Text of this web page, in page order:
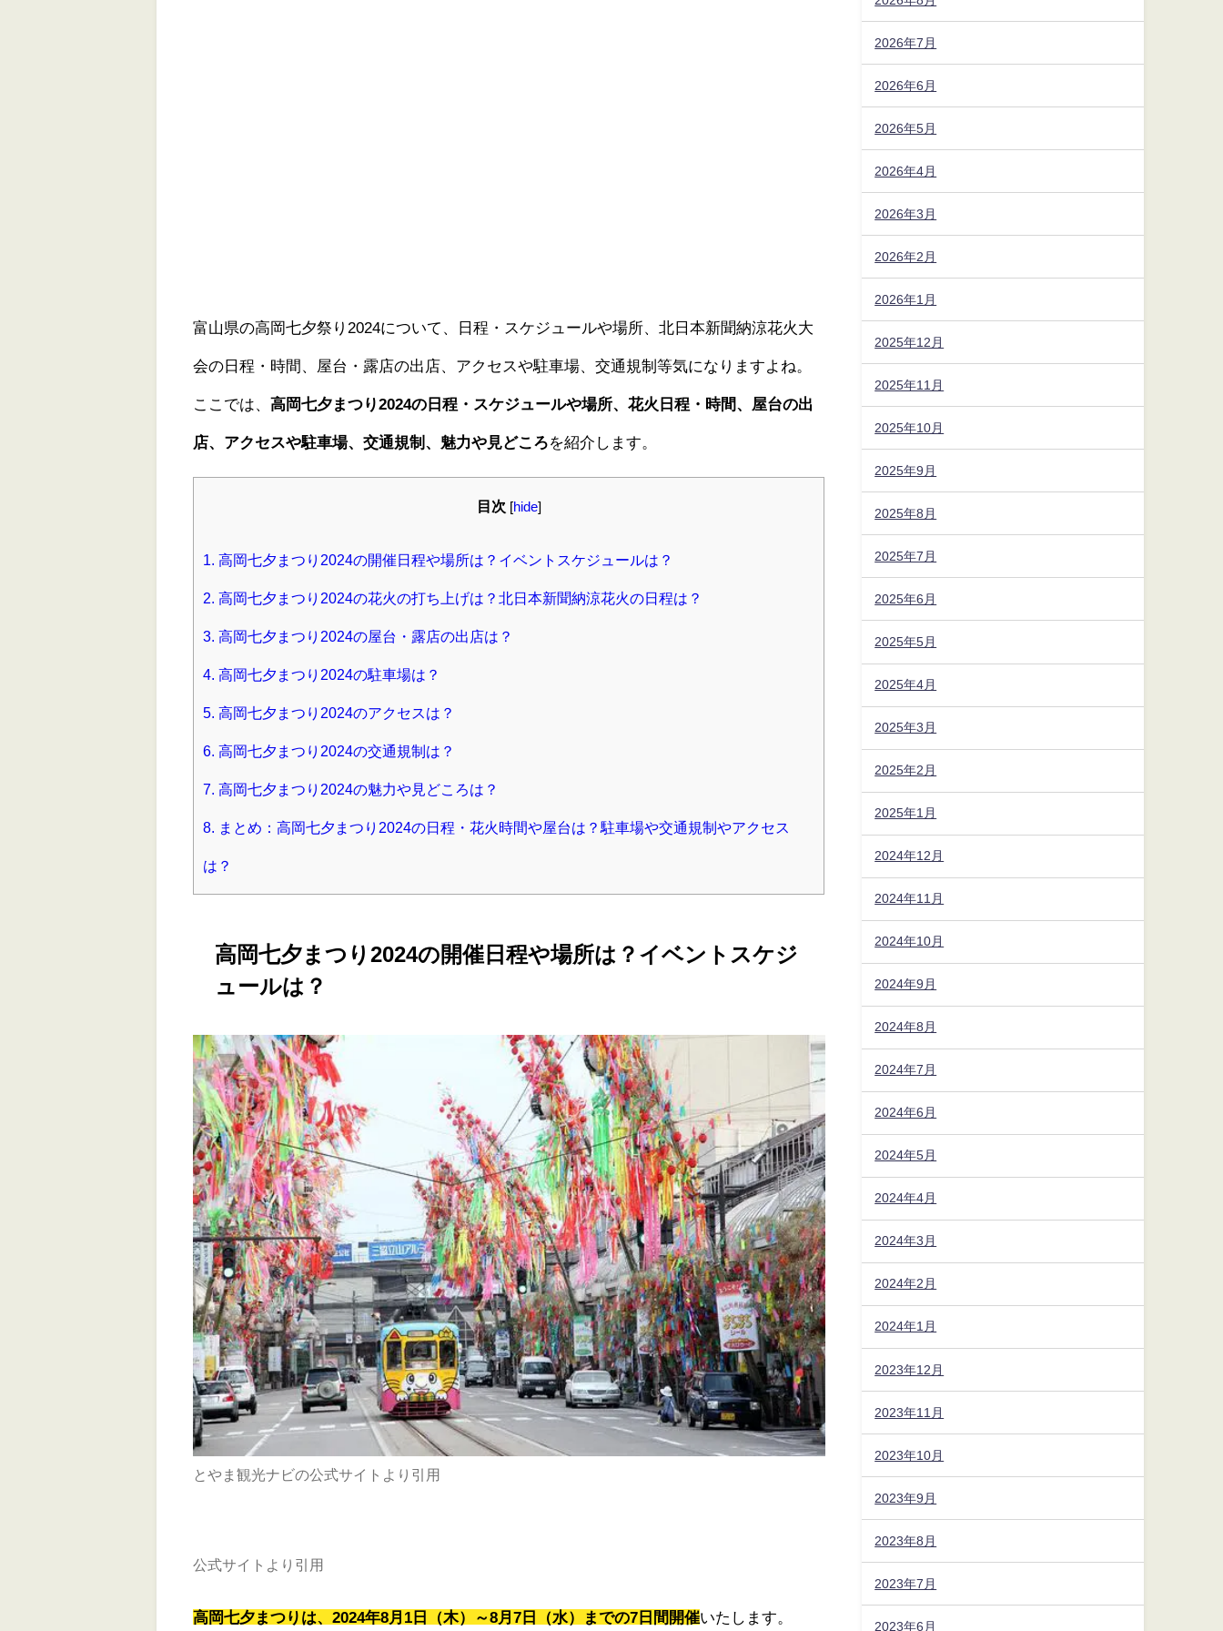
富山県の高岡七夕祭り2024について、日程・スケジュールや場所、北日本新聞納涼花火大
会の日程・時間、屋台・露店の出店、アクセスや駐車場、交通規制等気になりますよね。
ここでは、高岡七夕まつり2024の日程・スケジュールや場所、花火日程・時間、屋台の出
店、アクセスや駐車場、交通規制、魅力や見どころを紹介します。
目次 hide]
1. 高岡七夕まつり2024の開催日程や場所は？イベントスケジュールは？
2. 高岡七夕まつり2024の花火の打ち上げは？北日本新聞納涼花火の日程は？
3. 高岡七夕まつり2024の屋台・露店の出店は？
4. 高岡七夕まつり2024の駐車場は？
5. 高岡七夕まつり2024のアクセスは？
6. 高岡七夕まつり2024の交通規制は？
7. 高岡七夕まつり2024の魅力や見どころは？
8. まとめ：高岡七夕まつり2024の日程・花火時間や屋台は？駐車場や交通規制やアクセス
は？
高岡七夕まつり2024の開催日程や場所は？イベントスケジ
ュールは？
とやま観光ナビの公式サイトより引用
公式サイトより引用
高岡七夕まつりは、2024年8月1日（木）～8月7日（水）までの7日間開催いたします。
2026年7月
2026年6月
2026年5月
2026年4月
2026年3月
2026年2月
2026年1月
2025年12月
2025年11月
2025年10月
2025年9月
2025年8月
2025年7月
2025年6月
2025年5月
2025年4月
2025年3月
2025年2月
2025年1月
2024年12月
2024年11月
2024年10月
2024年9月
2024年8月
2024年7月
2024年6月
2024年5月
2024年4月
2024年3月
2024年2月
2024年1月
2023年12月
2023年11月
2023年10月
2023年9月
2023年8月
2023年7月
2023年6月